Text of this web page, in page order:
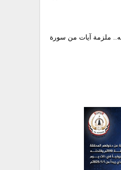
ملزمة آيات من سورة